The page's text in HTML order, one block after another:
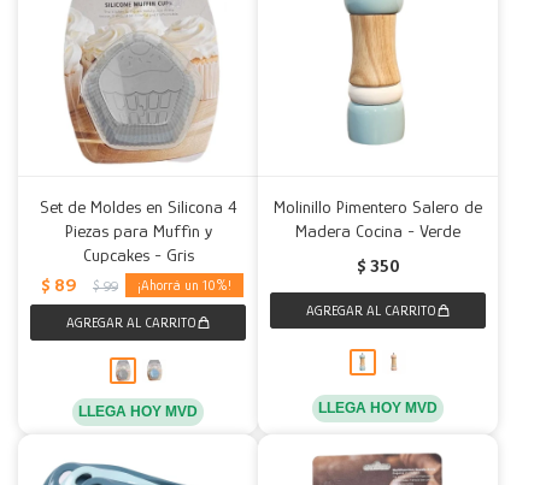
Set de Moldes en Silicona 4
Piezas para Muffin y
Cupcakes - Gris
$ 89 $ 99 10
LLEGA HOY MVD
Molinillo Pimentero Salero de
Madera Cocina - Verde
$ 350
LLEGA HOY MVD